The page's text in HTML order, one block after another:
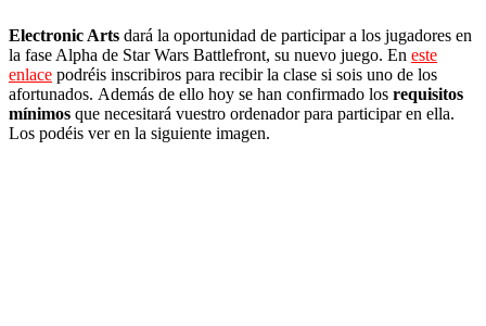
Electronic Arts dará la oportunidad de participar a los jugadores en
la fase Alpha de Star Wars Battlefront, su nuevo juego. En este
enlace podréis inscribiros para recibir la clase si sois uno de los
afortunados. Además de ello hoy se han confirmado los requisitos
mínimos que necesitará vuestro ordenador para participar en ella.
Los podéis ver en la siguiente imagen.